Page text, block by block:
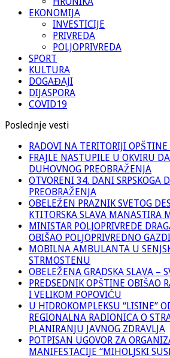
EKONOMIJA
INVESTICIJE
PRIVREDA
POLJOPRIVREDA
SPORT
KULTURA
DOGAĐAJI
DIJASPORA
COVID19
Poslednje vesti
RADOVI NA TERITORIJI OPŠTINE
FRAJLE NASTUPILE U OKVIRU
DUHOVNOG PREOBRAŽENJA
OTVORENI 34. DANI SRPSKOGA
PREOBRAŽENJA
OBELEŽEN PRAZNIK SVETOG
KTITORSKA SLAVA MANASTIRA
MINISTAR POLJOPRIVREDE
OBIŠAO POLJOPRIVREDNO
MOBILNA AMBULANTA U
STRMOSTENU
OBELEŽENA GRADSKA SLAVA –
PREDSEDNIK OPŠTINE OBIŠAO
I VELIKOM POPOVIĆU
U HIDROKOMPLEKSU “LISINE”
REGIONALNA RADIONICA O
PLANIRANJU JAVNOG ZDRAVLJA
POTPISAN UGOVOR ZA
MANIFESTACIJE “MIHOLJSKI